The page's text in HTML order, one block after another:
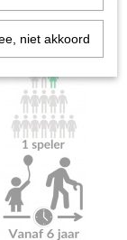
niet akkoord